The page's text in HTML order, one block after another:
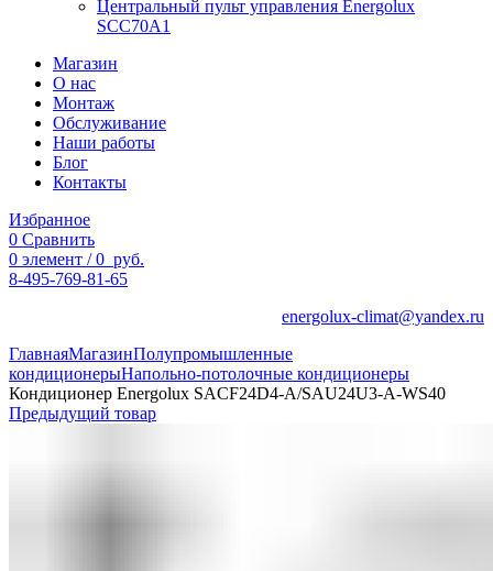
Центральный пульт управления Energolux
SCC70A1
Магазин
О нас
Монтаж
Обслуживание
Наши работы
Блог
Контакты
Избранное
0 Сравнить
0 элемент / 0 руб.
8-495-769-81-65
energolux-climat@yandex.ru
ГлавнаяМагазинПолупромышленные
кондиционерыНапольно-потолочные кондиционеры
Кондиционер Energolux SACF24D4-A/SAU24U3-A-WS40
Предыдущий товар